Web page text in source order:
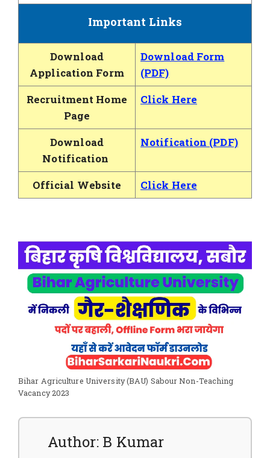
Important Links
Download
Application Form
Download Form
(PDF)
Recruitment Home
Page
Click Here
Download
Notification
Notification (PDF)
Official Website Click Here
Bihar Agriculture University (BAU) Sabour Non-Teaching
Vacancy 2023
Author: B Kumar